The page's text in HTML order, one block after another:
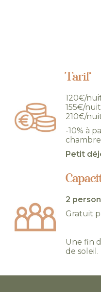
Tarif
120€/
155€/
210€/
-10% à
Petit
2
Gratuit
Une fin
de soleil.